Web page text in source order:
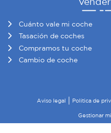
Cuánto vale mi coche
Tasación de coches
Compramos tu coche
Cambio de coche
Aviso legal Política de
Gestionar